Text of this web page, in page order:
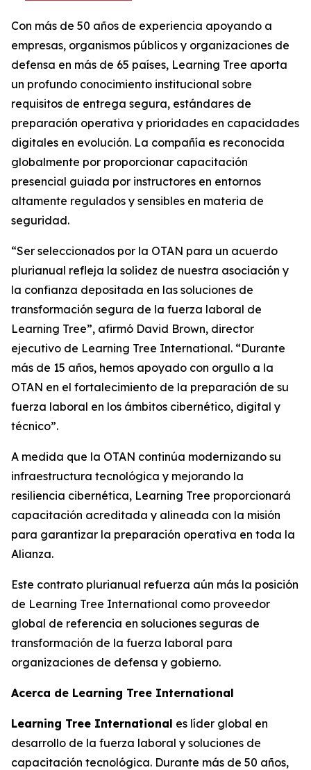
Con más de 50 años de experiencia apoyando a
empresas, organismos públicos y organizaciones de
defensa en más de 65 países, Learning Tree aporta
un profundo conocimiento institucional sobre
requisitos de entrega segura, estándares de
preparación operativa y prioridades en capacidades
digitales en evolución. La compañía es reconocida
globalmente por proporcionar capacitación
presencial guiada por instructores en entornos
altamente regulados y sensibles en materia de
seguridad.
“Ser seleccionados por la OTAN para un acuerdo
plurianual refleja la solidez de nuestra asociación y
la confianza depositada en las soluciones de
transformación segura de la fuerza laboral de
Learning Tree”, afirmó David Brown, director
ejecutivo de Learning Tree International. “Durante
más de 15 años, hemos apoyado con orgullo a la
OTAN en el fortalecimiento de la preparación de su
fuerza laboral en los ámbitos cibernético, digital y
técnico”.
A medida que la OTAN continúa modernizando su
infraestructura tecnológica y mejorando la
resiliencia cibernética, Learning Tree proporcionará
capacitación acreditada y alineada con la misión
para garantizar la preparación operativa en toda la
Alianza.
Este contrato plurianual refuerza aún más la posición
de Learning Tree International como proveedor
global de referencia en soluciones seguras de
transformación de la fuerza laboral para
organizaciones de defensa y gobierno.
Acerca de Learning Tree International
Learning Tree International es líder global en
desarrollo de la fuerza laboral y soluciones de
capacitación tecnológica. Durante más de 50 años,